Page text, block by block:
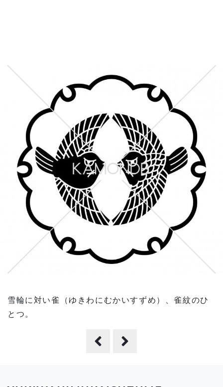
雪輪に対い雀（ゆきわにむかいすずめ）、雀紋のひ
とつ。